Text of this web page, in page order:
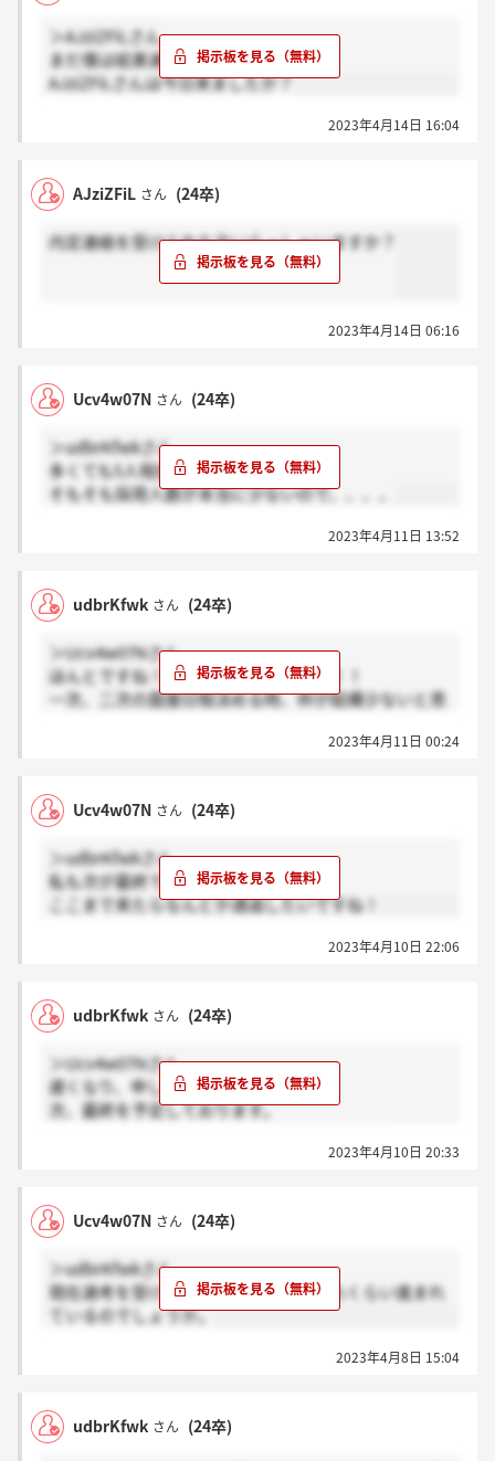
＞AJziZFiLさん
まだ僕は結果連絡きていません。
AJziZFiLさんは今日来ましたか？
2023年4月14日 16:04
AJziZFiL さん (24卒)
内定連絡を受けられた方いらっしゃいますか？
2023年4月14日 06:16
Ucv4w07N さん (24卒)
＞udbrKfwkさん
多くても5人程度でしょうか
そもそも採用人数が本当に少ないので、、、、
2023年4月11日 13:52
udbrKfwk さん (24卒)
＞Ucv4w07Nさん
ほんとですね！お互い頑張りましょう！！
一次、二次の面接日程決める時、枠が結構少ないと思
2023年4月11日 00:24
Ucv4w07N さん (24卒)
＞udbrKfwkさん
私も次が最終です！
ここまで来たらなんとか通過したいですね！
2023年4月10日 22:06
udbrKfwk さん (24卒)
＞Ucv4w07Nさん
遅くなり、申し訳ありません！
次、最終を予定しております。
2023年4月10日 20:33
Ucv4w07N さん (24卒)
＞udbrKfwkさん
現在選考を受けています。他の方はどれくらい進まれ
ているのでしょうか。
2023年4月8日 15:04
udbrKfwk さん (24卒)